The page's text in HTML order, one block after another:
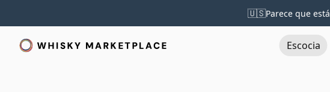
🇺🇸Parece que
Escocia